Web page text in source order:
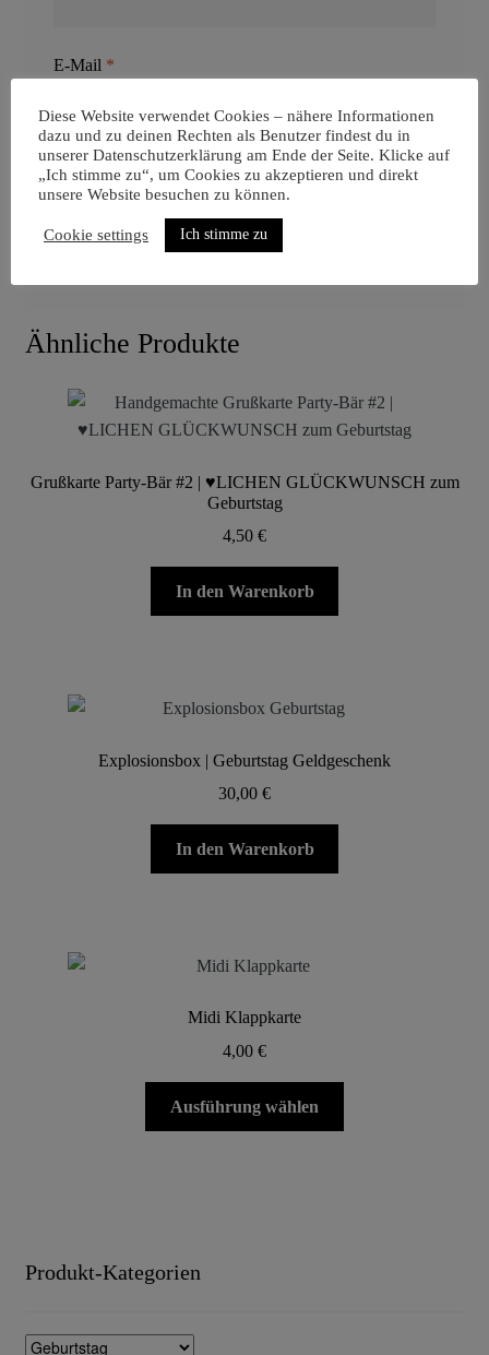
E-Mail *
Name, E-Mail-Adresse und Website in diesem
Browser für meinen nächsten Kommentar speichern.
Ähnliche Produkte
Grußkarte Party-Bär #2 | ♥LICHEN GLÜCKWUNSCH zum
Geburtstag
4,50 €
In den Warenkorb
Explosionsbox | Geburtstag Geldgeschenk
30,00 €
In den Warenkorb
Midi Klappkarte
4,00 €
Ausführung wählen
Produkt-Kategorien
Diese Website verwendet Cookies – nähere Informationen
dazu und zu deinen Rechten als Benutzer findest du in
unserer Datenschutzerklärung am Ende der Seite. Klicke auf
„Ich stimme zu“, um Cookies zu akzeptieren und direkt
unsere Website besuchen zu können.
Cookie settings Ich stimme zu